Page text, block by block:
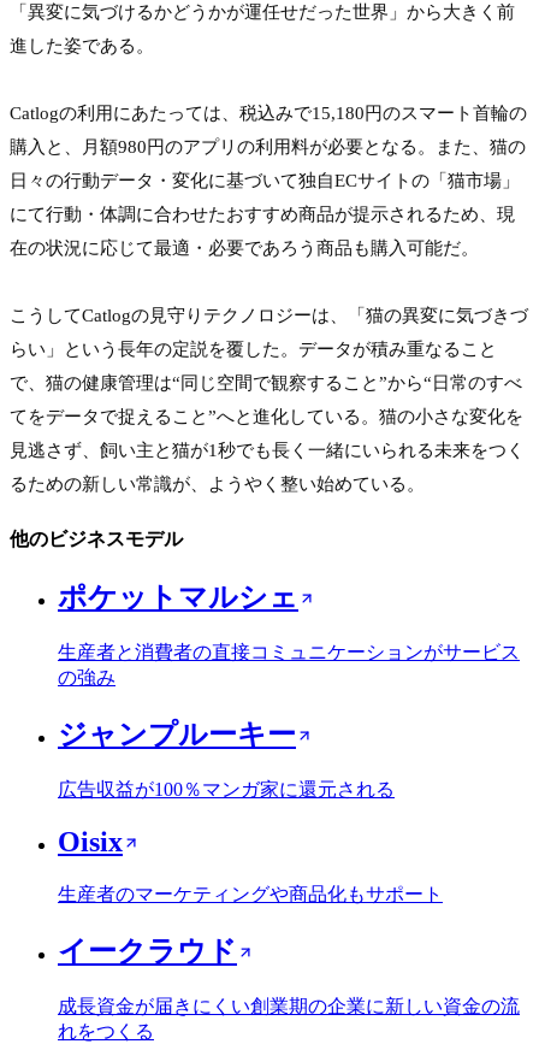
「異変に気づけるかどうかが運任せだった世界」から大きく前
進した姿である。
Catlogの利用にあたっては、税込みで15,180円のスマート首輪の
購入と、月額980円のアプリの利用料が必要となる。また、猫の
日々の行動データ・変化に基づいて独自ECサイトの「猫市場」
にて行動・体調に合わせたおすすめ商品が提示されるため、現
在の状況に応じて最適・必要であろう商品も購入可能だ。
こうしてCatlogの見守りテクノロジーは、「猫の異変に気づきづ
らい」という長年の定説を覆した。データが積み重なること
で、猫の健康管理は“同じ空間で観察すること”から“日常のすべ
てをデータで捉えること”へと進化している。猫の小さな変化を
見逃さず、飼い主と猫が1秒でも長く一緒にいられる未来をつく
るための新しい常識が、ようやく整い始めている。
他のビジネスモデル
ポケットマルシェ
生産者と消費者の直接コミュニケーションがサービス
の強み
ジャンプルーキー
広告収益が100％マンガ家に還元される
Oisix
生産者のマーケティングや商品化もサポート
イークラウド
成長資金が届きにくい創業期の企業に新しい資金の流
れをつくる